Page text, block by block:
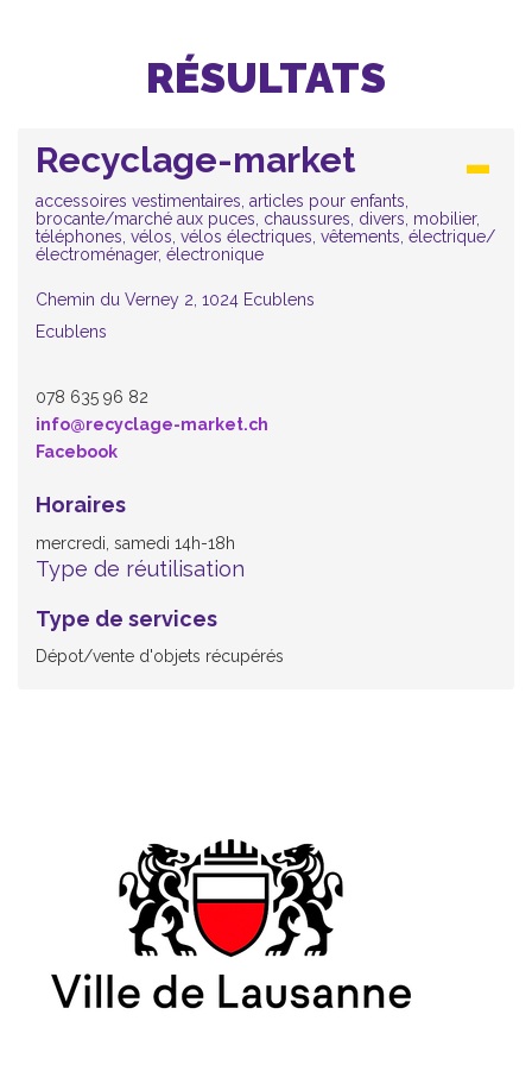
RÉSULTATS
Recyclage-market
accessoires vestimentaires, articles pour enfants,
brocante/marché aux puces, chaussures, divers, mobilier,
téléphones, vélos, vélos électriques, vêtements, électrique/
électroménager, électronique
Chemin du Verney 2, 1024 Ecublens
Ecublens
078 635 96 82
info@recyclage-market.ch
Facebook
Horaires
mercredi, samedi 14h-18h
Type de réutilisation
Type de services
Dépot/vente d'objets récupérés